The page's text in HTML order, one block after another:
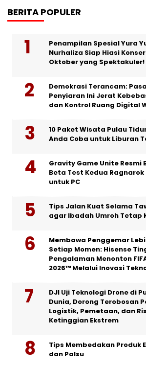
BERITA POPULER
Penampilan Spesial Yura
Nurhaliza Siap Hiasi
Oktober yang Spektakuler!
Demokrasi Terancam:
Penyiaran Ini Jerat
dan Kontrol Ruang Digital
10 Paket Wisata Pulau
Anda Coba untuk Liburan
Gravity Game Unite Resmi
Beta Test Kedua Ragnarok
untuk PC
Tips Jalan Kuat Selama
agar Ibadah Umroh Tetap
Membawa Penggemar
Setiap Momen: Hisense
Pengalaman Menonton
2026™ Melalui Inovasi
DJI Uji Teknologi Drone di
Dunia, Dorong Terobosan
Logistik, Pemetaan, dan
Ketinggian Ekstrem
Tips Membedakan Produk
dan Palsu